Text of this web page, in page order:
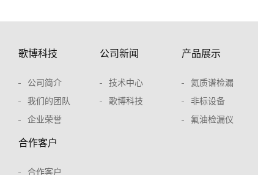
歌博科技
公司简介
我们的团队
企业荣誉
公司新闻
技术中心
歌博科技
产品展示
氦质谱检漏
非标设备
氟油检漏仪
合作客户
合作客户